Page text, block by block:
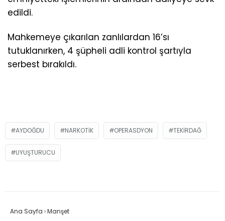
edildi.
Mahkemeye çıkarılan zanlılardan 16’sı
tutuklanırken, 4 şüpheli adli kontrol şartıyla
serbest bırakıldı.
AYDOĞDU NARKOTIK OPERASDYON TEKIRDAĞ
UYUŞTURUCU
Ana Sayfa ›Manşet